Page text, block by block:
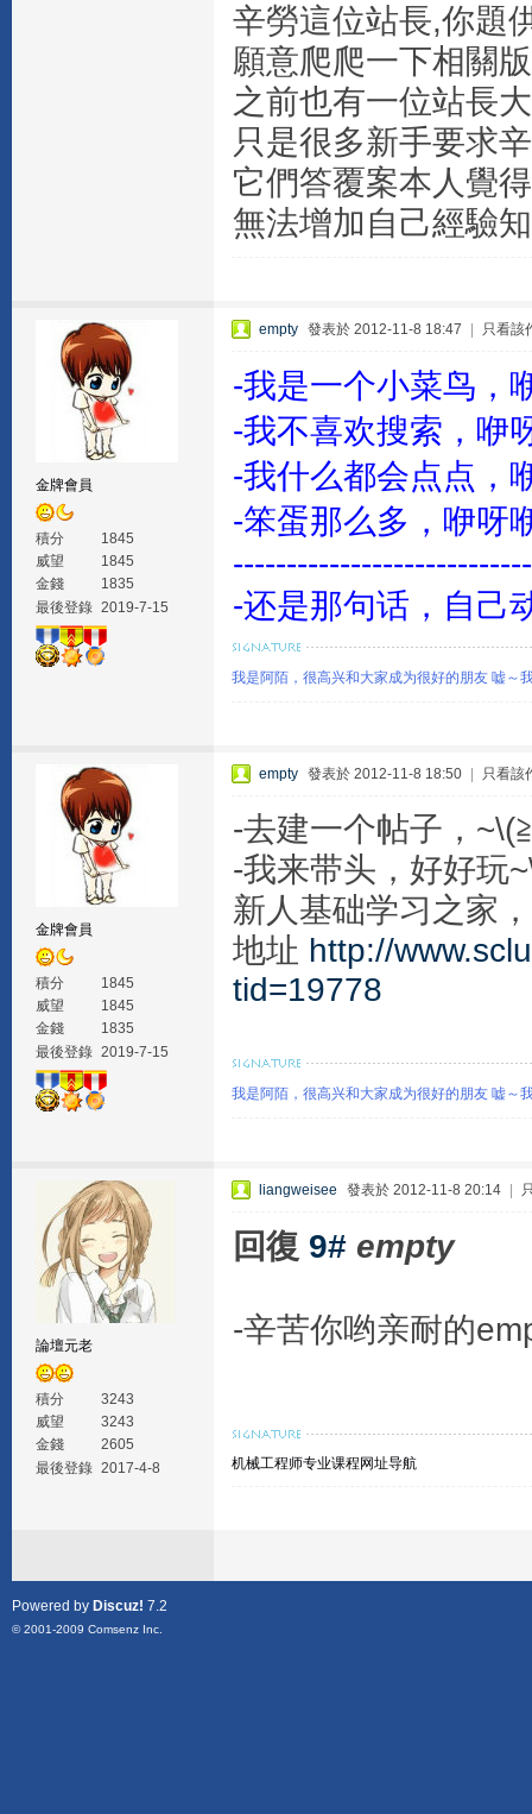
辛勞這位站長,你題
願意爬爬一下相關
之前也有一位站長
只是很多新手要求
它們答覆案本人覺
無法增加自己經驗
金牌會員
積分
1845
威望
1845
金錢
1835
最後登錄 2019-7-15
empty 發表於 2012-11-8 18:47 只看該
-我是一个小菜鸟，
-我不喜欢搜索，咿
-我什么都会点点，
-笨蛋那么多，咿呀
-还是那句话，自己
我是阿陌，很高兴和大家成为很好的朋友 嘘～
金牌會員
積分
1845
威望
1845
金錢
1835
最後登錄 2019-7-15
empty 發表於 2012-11-8 18:50 只看該
-去建一个帖子，
-我来带头，好好
新人基础学习之家
地址 http://
tid=19778
我是阿陌，很高兴和大家成为很好的朋友 嘘～
論壇元老
積分
3243
威望
3243
金錢
2605
最後登錄 2017-4-8
liangweisee 發表於 2012-11-8 20:14
回復 9# empty
-辛苦你哟亲耐的
机械工程师专业课程网址导航
Powered by Discuz! 7.2
© 2001-2009 Comsenz Inc.